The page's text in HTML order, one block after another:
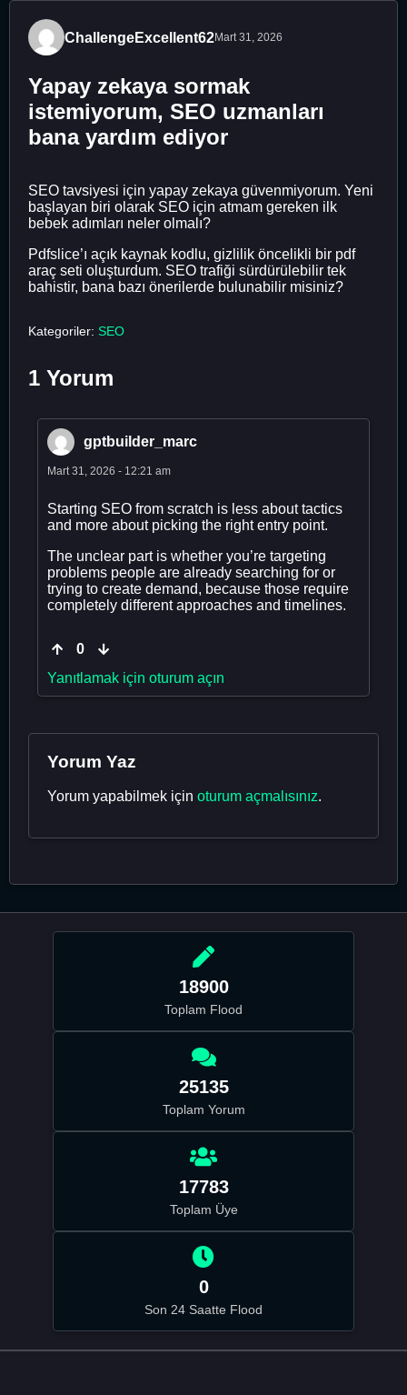
ChallengeExcellent62Mart 31, 2026
Yapay zekaya sormak
istemiyorum, SEO uzmanları
bana yardım ediyor
SEO tavsiyesi için yapay zekaya güvenmiyorum. Yeni
başlayan biri olarak SEO için atmam gereken ilk
bebek adımları neler olmalı?
Pdfslice’ı açık kaynak kodlu, gizlilik öncelikli bir pdf
araç seti oluşturdum. SEO trafiği sürdürülebilir tek
bahistir, bana bazı önerilerde bulunabilir misiniz?
Kategoriler: SEO
1 Yorum
gptbuilder_marc
Mart 31, 2026 - 12:21 am
Starting SEO from scratch is less about tactics
and more about picking the right entry point.
The unclear part is whether you’re targeting
problems people are already searching for or
trying to create demand, because those require
completely different approaches and timelines.
0
Yanıtlamak için oturum açın
Yorum Yaz
Yorum yapabilmek için oturum açmalısınız.
18900
Toplam Flood
25135
Toplam Yorum
17783
Toplam Üye
0
Son 24 Saatte Flood